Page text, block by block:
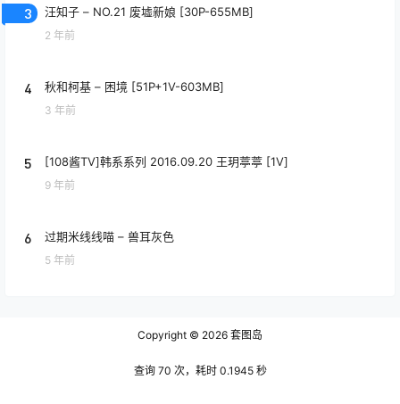
3 汪知子 – NO.21 废墟新娘 [30P-655MB]
2 年前
4 秋和柯基 – 困境 [51P+1V-603MB]
3 年前
5 [108酱TV]韩系系列 2016.09.20 王玥葶葶 [1V]
9 年前
6 过期米线线喵 – 兽耳灰色
5 年前
Copyright © 2026 套图岛
查询 70 次，耗时 0.1945 秒